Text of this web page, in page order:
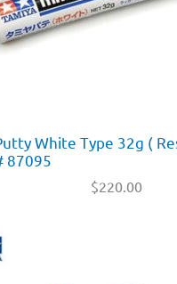
White Type 32g (
87095
$220.00